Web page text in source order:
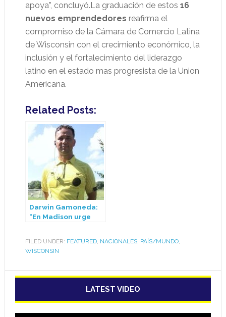
apoya”, concluyó.La graduación de estos 16
nuevos emprendedores reafirma el
compromiso de la Cámara de Comercio Latina
de Wisconsin con el crecimiento económico, la
inclusión y el fortalecimiento del liderazgo
latino en el estado mas progresista de la Union
Americana.
Related Posts:
Darwin Gamoneda:
“En Madison urge
nivel del fútbol”
FILED UNDER: FEATURED, NACIONALES, PAÍS/MUNDO,
WISCONSIN
LATEST VIDEO